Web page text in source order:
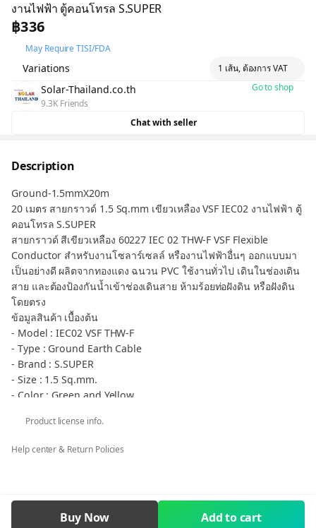
งานไฟฟ้า ตู้คอนโทรล S.SUPER
฿336
May Require TISI/FDA
Variations 1 เส้น, ต้องการ VAT
Solar-Thailand.co.th
9.3K Friends
Go to shop
Chat with seller
Description
Ground-1.5mmX20m
20 เมตร สายกราวด์ 1.5 Sq.mm เขียวเหลือง VSF IEC02 งานไฟฟ้า ตู้
คอนโทรล S.SUPER
สายกราวด์ สีเขียวเหลือง 60227 IEC 02 THW-F VSF Flexible
Conductor สำหรับงานโซลาร์เซลล์ หรืองานไฟฟ้าอื่นๆ ออกแบบมา
เป็นอย่างดี ผลิตจากทองแดง ฉนวน PVC ใช้งานทั่วไป เดินในช่องเดิน
สาย และต้องป้องกันน้ำเข้าช่องเดินสาย ห้ามร้อยท่อฝังดิน หรือฝังดิน
โดยตรง
ข้อมูลสินค้า เบื้องต้น
- Model : IEC02 VSF THW-F
- Type : Ground Earth Cable
- Brand : S.SUPER
- Size : 1.5 Sq.mm.
- Color : Green and Yellow
- TIS : 11-2553 Part 3, Table 3
- ความยาว : 20 เมตร
** กรณีต้องการภาษีมูลค่าเพิ่ม ใบเสร็จรับเงิน ในนามบริษัท หจก. ร้าน
ค้า โรงเรียน ราชการ คลิก ต้องการ VAT เท่านั้น
Product license info.
Help center & Return Policies
Buy Now Add to cart